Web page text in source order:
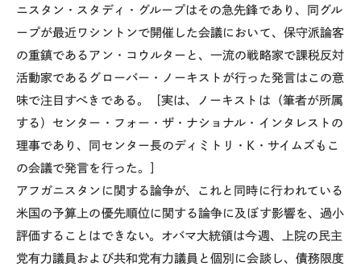
ニスタン・スタディ・グループはその急先鋒であり、同グル
ープが最近ワシントンで開催した会議において、保守派論客
の重鎮であるアン・コウルターと、一流の戦略家で課税反対
活動家であるグローバー・ノーキストが行った発言はこの意
味で注目すべきである。［実は、ノーキストは（筆者が所属
する）センター・フォー・ザ・ナショナル・インタレストの
理事であり、同センター長のディミトリ・K・サイムズもこ
の会議で発言を行った。］
アフガニスタンに関する論争が、これと同時に行われている
米国の予算上の優先順位に関する論争に及ぼす影響を、過小
評価することはできない。オバマ大統領は今週、上院の民主
党有力議員および共和党有力議員と個別に会談し、債務限度